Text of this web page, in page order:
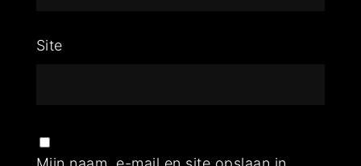
Site